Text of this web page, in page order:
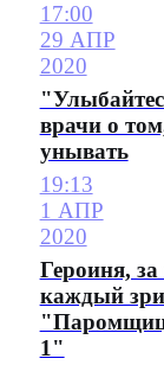
17:00
29 АПР
2020
врачи о
унывать
19:13
1 АПР
2020
Героиня,
каждый
1"